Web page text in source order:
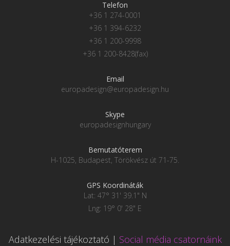
Telefon
+36 1 274-0001
+36 1 394-6232
+36 1 200-9998
+36 1 200-8428(fax)
Email
europadesign@europadesign.hu
Skype
europadesignhungary
Bemutatóterem
H-1025, Budapest, Törökvész út 71-75.
GPS Koordináták
Lat: 47° 31' 39.1" N
Lng: 19° 0' 28" E
Adatkezelési tájékoztató | Social média csatornáink